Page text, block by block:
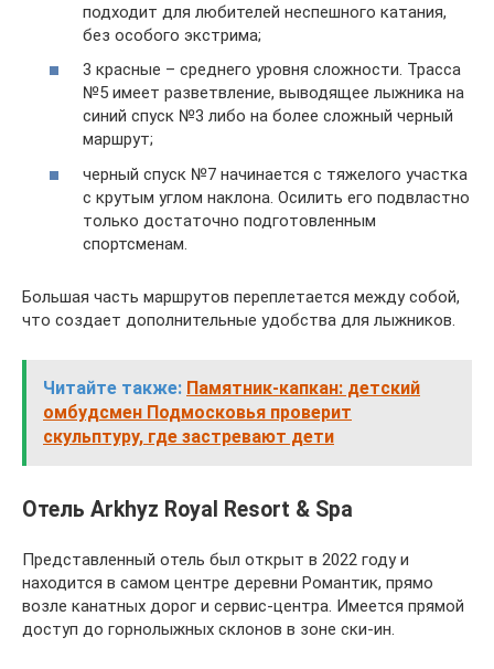
подходит для любителей неспешного катания,
без особого экстрима;
3 красные – среднего уровня сложности. Трасса
№5 имеет разветвление, выводящее лыжника на
синий спуск №3 либо на более сложный черный
маршрут;
черный спуск №7 начинается с тяжелого участка
с крутым углом наклона. Осилить его подвластно
только достаточно подготовленным
спортсменам.
Большая часть маршрутов переплетается между собой,
что создает дополнительные удобства для лыжников.
Читайте также: Памятник-капкан: детский
омбудсмен Подмосковья проверит
скульптуру, где застревают дети
Отель Arkhyz Royal Resort & Spa
Представленный отель был открыт в 2022 году и
находится в самом центре деревни Романтик, прямо
возле канатных дорог и сервис-центра. Имеется прямой
доступ до горнолыжных склонов в зоне ски-ин.